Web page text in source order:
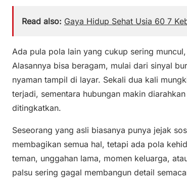
Read also: Gaya Hidup Sehat Usia 60 7
Ada pula pola lain yang cukup sering
Alasannya bisa beragam, mulai dari sinyal
nyaman tampil di layar. Sekali dua kali
terjadi, sementara hubungan makin
ditingkatkan.
Seseorang yang asli biasanya punya jejak
membagikan semua hal, tetapi ada pola
teman, unggahan lama, momen keluarga,
palsu sering gagal membangun detail